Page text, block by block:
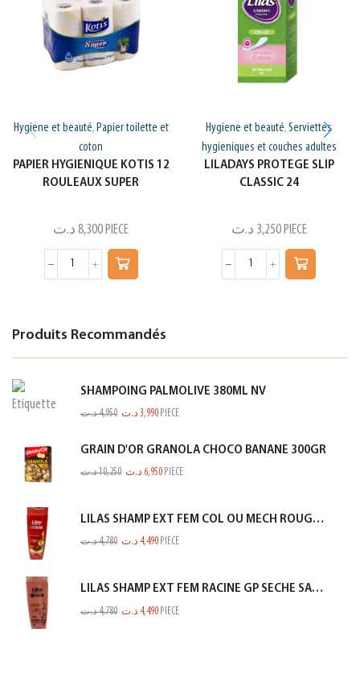
Hygiene et beauté, Papier toilette et
coton
PAPIER HYGIENIQUE KOTIS 12
ROULEAUX SUPER
8,300 د.ت PIECE
Hygiene et beauté,Serviettes
hygieniques et couches adultes
LILADAYS PROTEGE SLIP
CLASSIC 24
3,250 د.ت PIECE
Produits Recommandés
SHAMPOING PALMOLIVE 380ML NV
4,950د.ت 3,990 د.ت PIECE
GRAIN D'OR GRANOLA CHOCO BANANE 300GR
10,250د.ت 6,950 د.ت PIECE
LILAS SHAMP EXT FEM COL OU MECH ROUGE 350ML
4,780د.ت 4,490 د.ت PIECE
LILAS SHAMP EXT FEM RACINE GP SECHE SAUMON 350ML
4,780د.ت 4,490 د.ت PIECE